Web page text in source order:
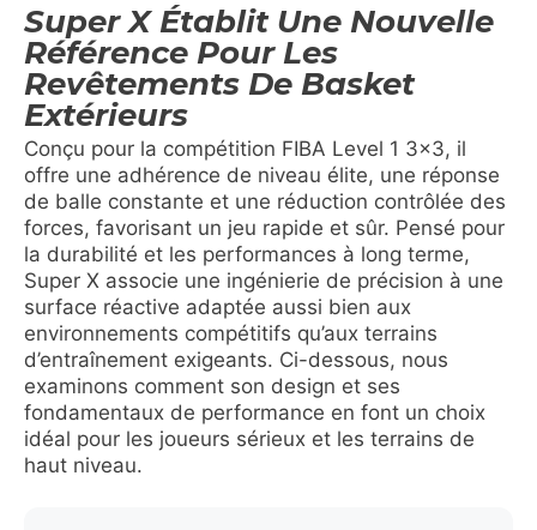
Super X Établit Une Nouvelle
Référence Pour Les
Revêtements De Basket
Extérieurs
Conçu pour la compétition FIBA Level 1 3×3, il
offre une adhérence de niveau élite, une réponse
de balle constante et une réduction contrôlée des
forces, favorisant un jeu rapide et sûr. Pensé pour
la durabilité et les performances à long terme,
Super X associe une ingénierie de précision à une
surface réactive adaptée aussi bien aux
environnements compétitifs qu’aux terrains
d’entraînement exigeants. Ci-dessous, nous
examinons comment son design et ses
fondamentaux de performance en font un choix
idéal pour les joueurs sérieux et les terrains de
haut niveau.